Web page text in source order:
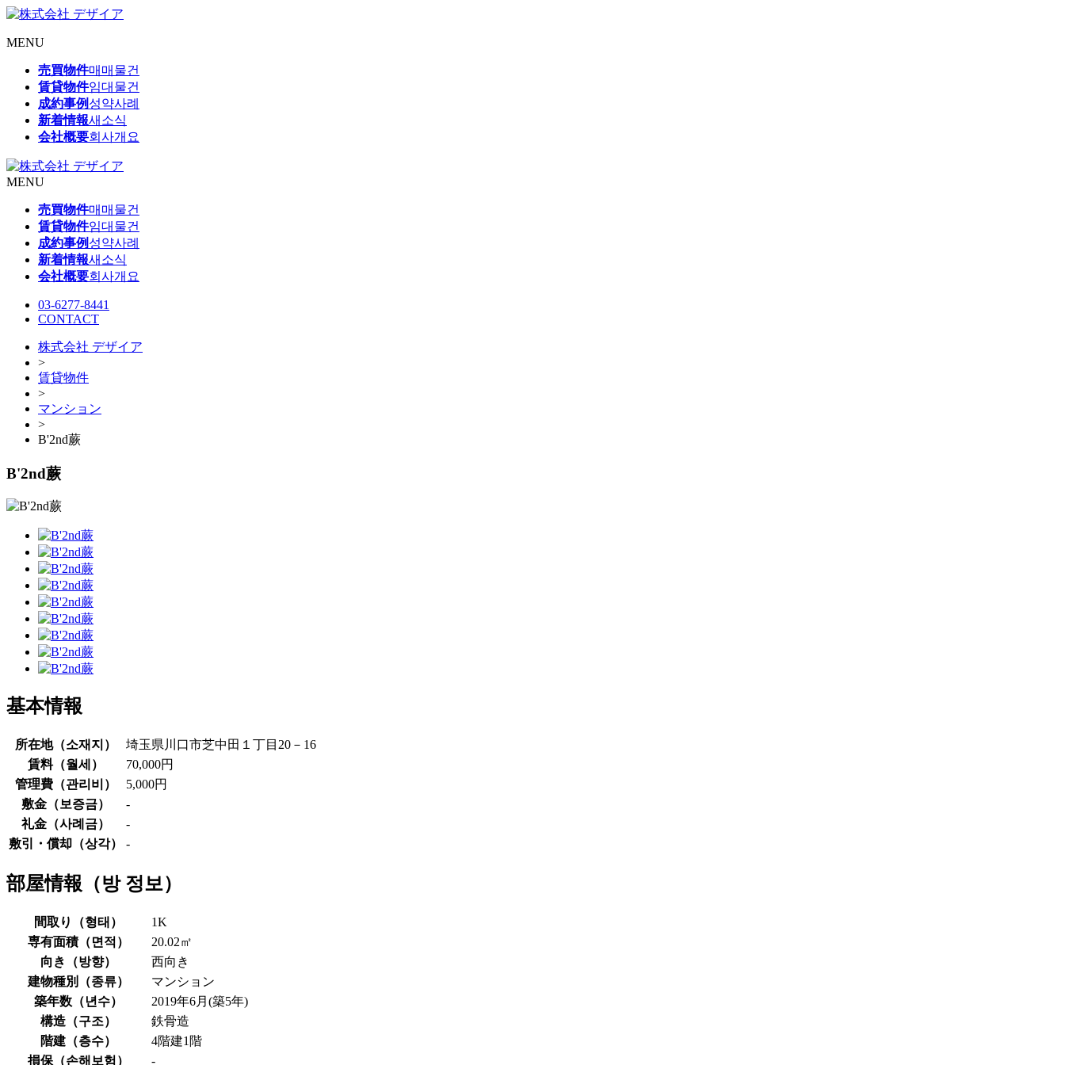
MENU
売買物件매매물건
賃貸物件임대물건
成約事例 성약사례
新着情報새소식
会社概要회사개요
MENU
売買物件매매물건
賃貸物件임대물건
成約事例 성약사례
新着情報새소식
会社概要회사개요
03-6277-8441
CONTACT
株式会社 デザイア
>
賃貸物件
>
マンション
>
B'2nd蕨
B'2nd蕨
基本情報
所在地（소재지 ）
埼玉県川口市芝中田１丁目20－16
賃料（월세 ）
70,000円
管理費（관리비 ）
5,000円
敷金（보증금）
-
礼金（사례금）
-
敷引・償却（상각） -
部屋情報（방 정보）
間取り（형태 ）
1K
専有面積（면적 ）
20.02㎡
向き（방향）
西向き
建物種別（종류）
マンション
築年数（년수）
2019年6月(築5年)
構造（구조）
鉄骨造
階建（층수）
4階建1階
損保（손해보험 ） -